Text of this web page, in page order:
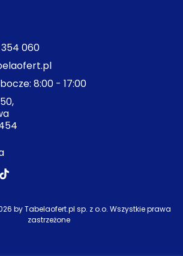
354 060
8:00 - 17:00
by Tabelaofert.pl sp. z o.o. Wszystkie prawa
zastrzeżone